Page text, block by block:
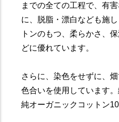
までの全ての工程で、有
に、脱脂・漂白なども施
トンのもつ、柔らかさ、
どに優れています。
さらに、染色をせずに、
色合いを使用しています
純オーガニックコットン